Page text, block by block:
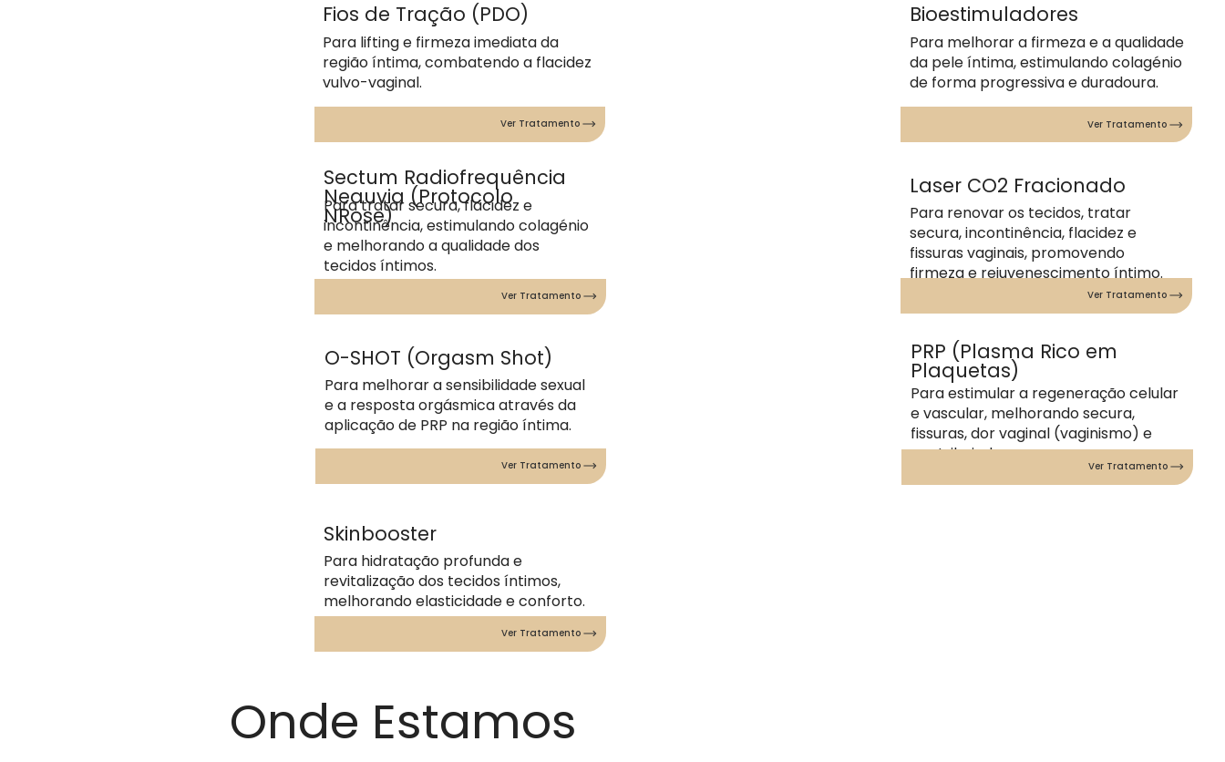
Fios de Tração (PDO)
Para lifting e firmeza imediata da
região íntima, combatendo a flacidez
vulvo-vaginal.
Ver Tratamento
Sectum Radiofrequência
Neauvia(Protocolo
NRose)
Para tratar secura, flacidez e
incontinência, estimulando colagénio
e melhorando a qualidade dos
tecidos íntimos.
Ver Tratamento
O-SHOT (Orgasm Shot)
Para melhorar a sensibilidade sexual
e a resposta orgásmica através da
aplicação de PRP na região íntima.
Ver Tratamento
Skinbooster
Para hidratação profunda e
revitalização dos tecidos íntimos,
melhorando elasticidade e conforto.
Ver Tratamento
Bioestimuladores
Para melhorar a firmeza e a qualidade
da pele íntima, estimulando colagénio
de forma progressiva e duradoura.
Ver Tratamento
Laser CO2 Fracionado
Para renovar os tecidos, tratar
secura, incontinência, flacidez e
fissuras vaginais, promovendo
firmeza e rejuvenescimento íntimo.
Ver Tratamento
PRP (Plasma Rico em
Plaquetas)
Para estimular a regeneração celular
e vascular, melhorando secura,
fissuras, dor vaginal (vaginismo) e
contribuindo para o
rejuvenescimento íntimo.Ver Tratamento
Onde Estamos